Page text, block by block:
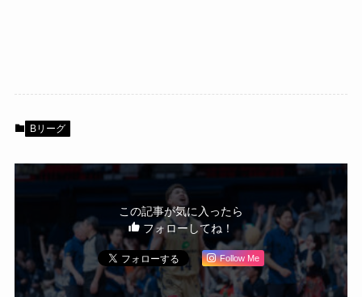
Bリーグ
この記事が気に入ったら
フォローしてね！
Follow Me